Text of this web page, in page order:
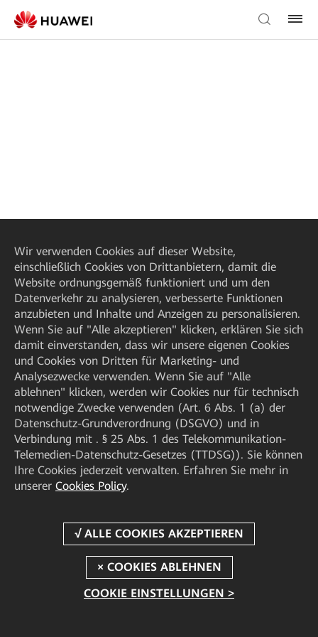
Wir verwenden Cookies auf dieser Website,
einschließlich Cookies von Drittanbietern, damit die
Website ordnungsgemäß funktioniert und um den
Datenverkehr zu analysieren, verbesserte Funktionen
anzubieten und Inhalte und Anzeigen zu personalisieren.
Wenn Sie auf "Alle akzeptieren" klicken, erklären Sie sich
damit einverstanden, dass wir unsere eigenen Cookies
und Cookies von Dritten für Marketing- und
Analysezwecke verwenden. Wenn Sie auf "Alle
ablehnen" klicken, werden wir Cookies nur für technisch
notwendige Zwecke verwenden (Art. 6 Abs. 1 (a) der
Datenschutz-Grundverordnung (DSGVO) und in
Verbindung mit . § 25 Abs. 1 des Telekommunikation-
Telemedien-Datenschutz-Gesetzes (TTDSG)). Sie können
Ihre Cookies jederzeit verwalten. Erfahren Sie mehr in
unserer Cookies Policy.
COOKIE EINSTELLUNGEN >